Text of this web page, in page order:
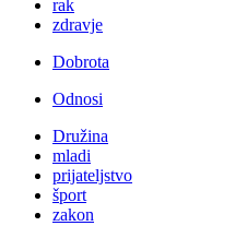
rak
zdravje
Dobrota
Odnosi
Družina
mladi
prijateljstvo
šport
zakon